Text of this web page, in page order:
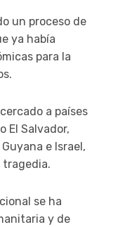
un proceso de
ya había
para la
a países
El Salvador,
e Israel,
tragedia.
se ha
y de